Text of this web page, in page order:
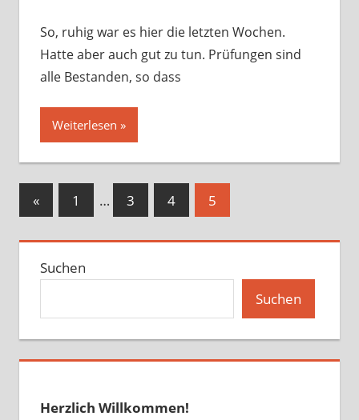
So, ruhig war es hier die letzten Wochen.
Hatte aber auch gut zu tun. Prüfungen sind
alle Bestanden, so dass
Weiterlesen
Seitennummerierung
Beiträge
«Vorherige
Beiträge
1 … 3 4 5
Suchen
Suchen
Herzlich Willkommen!